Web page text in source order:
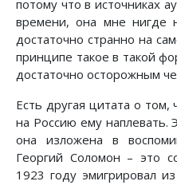
потому что в источниках
времени, она мне нигде
достаточно странно на
принципе такое в такой
достаточно осторожным
Есть другая цитата о том,
на Россию ему наплевать.
она изложена в
Георгий Соломон – это
1923 году эмигрировал